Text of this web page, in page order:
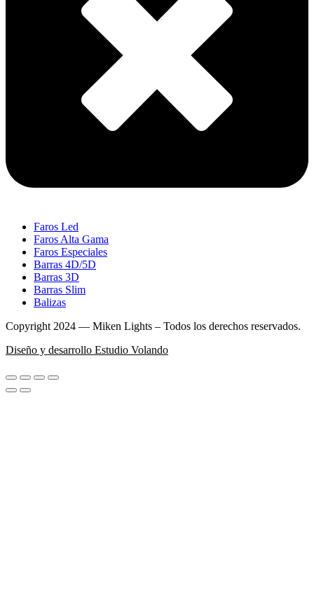
Faros Led
Faros Alta Gama
Faros Especiales
Barras 4D/5D
Barras 3D
Barras Slim
Balizas
Copyright 2024 — Miken Lights – Todos los derechos reservados.
Diseño y desarrollo Estudio Volando